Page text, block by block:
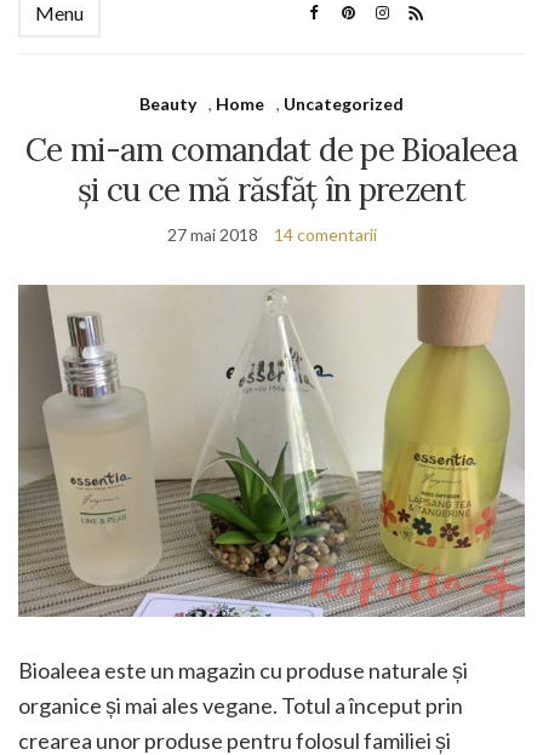
Menu
Beauty , Home , Uncategorized
Ce mi-am comandat de pe Bioaleea
și cu ce mă răsfăț în prezent
27 mai 2018 14 comentarii
Bioaleea este un magazin cu produse naturale și
organice și mai ales vegane. Totul a început prin
crearea unor produse pentru folosul familiei și